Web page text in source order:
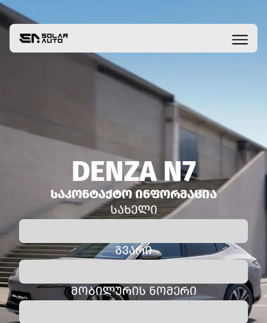
DENZA N7
ᲡᲐᲙᲝᲜᲢᲐᲥᲢᲝ ᲘᲜᲤᲝᲠᲛᲐᲪᲘᲐ
ᲡᲐᲮᲔᲚᲘ
ᲒᲕᲐᲠᲘ
ᲛᲝᲑᲘᲚᲣᲠᲘᲡ ᲜᲝᲛᲔᲠᲘ